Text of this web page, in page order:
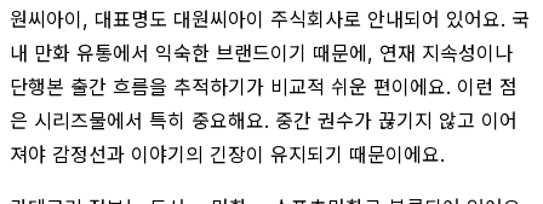
원씨아이, 대표명도 대원씨아이 주식회사로 안내되어 있어요. 국
내 만화 유통에서 익숙한 브랜드이기 때문에, 연재 지속성이나
단행본 출간 흐름을 추적하기가 비교적 쉬운 편이에요. 이런 점
은 시리즈물에서 특히 중요해요. 중간 권수가 끊기지 않고 이어
져야 감정선과 이야기의 긴장이 유지되기 때문이에요.